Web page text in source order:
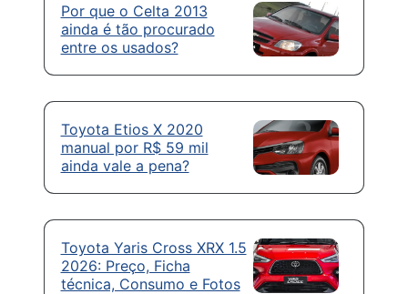
Por que o Celta 2013
ainda é tão procurado
entre os usados?
Toyota Etios X 2020
manual por R$ 59 mil
ainda vale a pena?
Toyota Yaris Cross XRX 1.5
2026: Preço, Ficha
técnica, Consumo e Fotos